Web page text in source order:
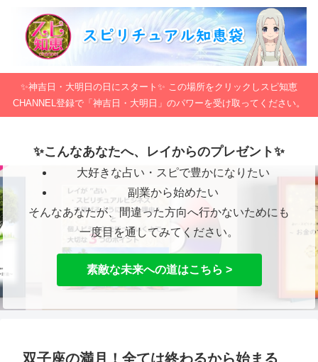
✨神吉日・大明日の日にスタート✨ この場所をクリックしスピ知恵
CHANNEL登録で「神吉日・大明日」のパワーを受け取ってください。
✨こんなあなたへ、レイからのプレゼント✨
大好きな占い・スピで豊かになりたい
副業から始めたい
そんなあなたが、間違った方向へ行かないためにも
一度目を通してみてください。
素敵な未来への道はこちら >
双子座の満月！全ては終わるから始まる